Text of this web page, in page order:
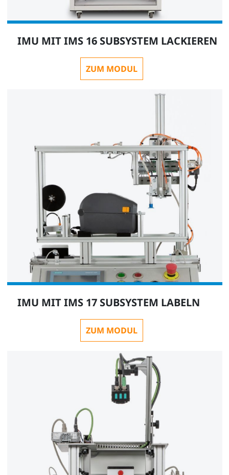
IMU MIT IMS 16 SUBSYSTEM LACKIEREN
ZUM MODUL
IMU MIT IMS 17 SUBSYSTEM LABELN
ZUM MODUL